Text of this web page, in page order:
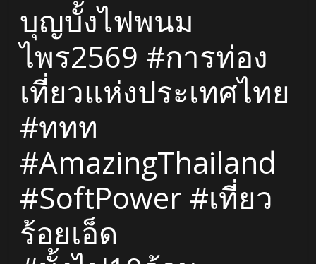
บุญบั้งไฟพนม
ไพร2569 #การท่อง
เที่ยวแห่งประเทศไทย
#ททท
#AmazingThailand
#SoftPower #เที่ยว
ร้อยเอ็ด